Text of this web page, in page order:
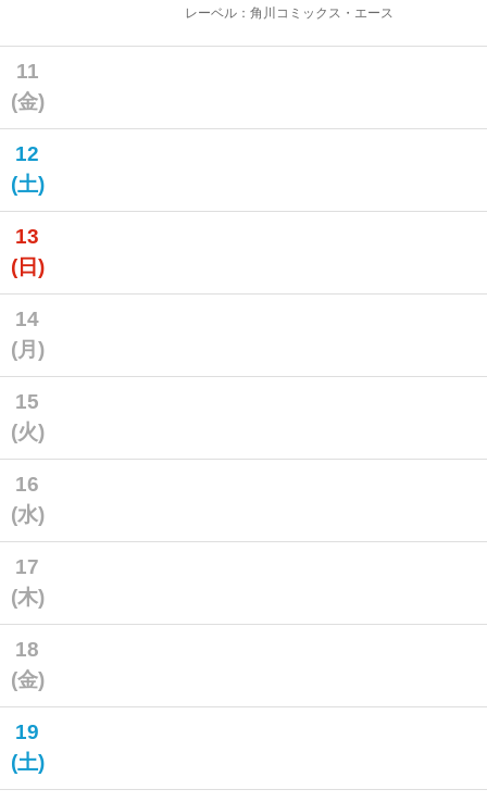
レーベル：角川コミックス・エース
11
(金)
12
(土)
13
(日)
14
(月)
15
(火)
16
(水)
17
(木)
18
(金)
19
(土)